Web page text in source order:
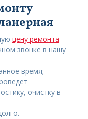
цену ремонта
звонке в нашу
время;
очистку в